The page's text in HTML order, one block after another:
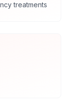
treatments